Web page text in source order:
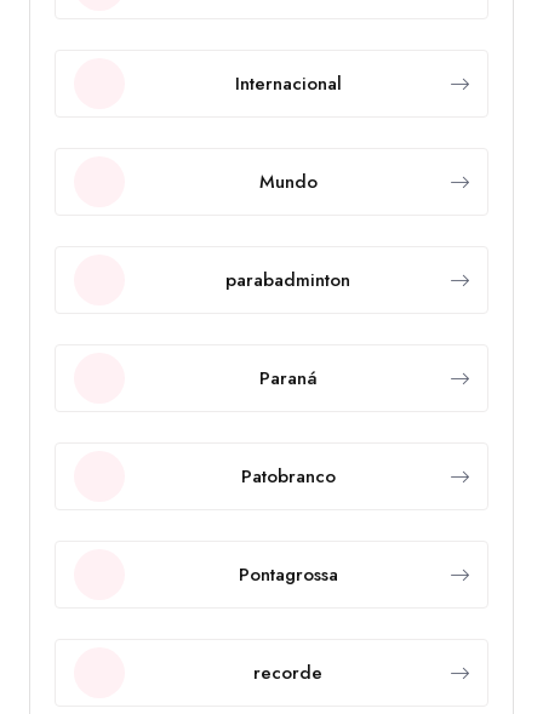
Internacional
Mundo
parabadminton
Paraná
Patobranco
Pontagrossa
recorde